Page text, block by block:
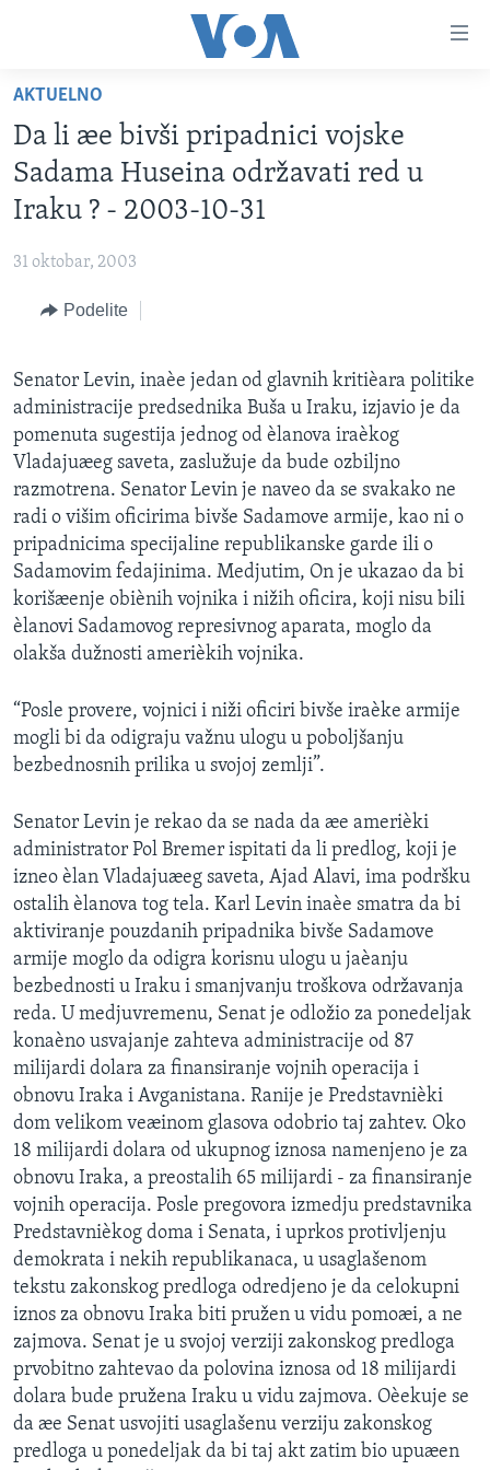
glavni
sadržaj
Idi
na
glavnu
Idi
pretragu
NASLOVNA
RUBRIKE
AMERIKA
GLOBALNE TEME
EKONOMIJA
KULTURA
DRUŠTVO
SPORT
INTERVJU
TV PROGRAM
IZ AMERIKE
Learning English
PRATITE NAS
Jezici
AKTUELNO
Da li æe bivši pripadnici vojske
Sadama Huseina održavati red u
Iraku ? - 2003-10-31
31 oktobar, 2003
Podelite
Senator Levin, inaèe jedan od glavnih kritièara politike
administracije predsednika Buša u Iraku, izjavio je da
pomenuta sugestija jednog od èlanova iraèkog
Vladajuæeg saveta, zaslužuje da bude ozbiljno
razmotrena. Senator Levin je naveo da se svakako ne
radi o višim oficirima bivše Sadamove armije, kao ni o
pripadnicima specijaline republikanske garde ili o
Sadamovim fedajinima. Medjutim, On je ukazao da bi
korišæenje obiènih vojnika i nižih oficira, koji nisu bili
èlanovi Sadamovog represivnog aparata, moglo da
olakša dužnosti amerièkih vojnika.
“Posle provere, vojnici i niži oficiri bivše iraèke armije
mogli bi da odigraju važnu ulogu u poboljšanju
bezbednosnih prilika u svojoj zemlji”.
Senator Levin je rekao da se nada da æe amerièki
administrator Pol Bremer ispitati da li predlog, koji je
izneo èlan Vladajuæeg saveta, Ajad Alavi, ima podršku
ostalih èlanova tog tela. Karl Levin inaèe smatra da bi
aktiviranje pouzdanih pripadnika bivše Sadamove
armije moglo da odigra korisnu ulogu u jaèanju
bezbednosti u Iraku i smanjvanju troškova održavanja
reda. U medjuvremenu, Senat je odložio za ponedeljak
konaèno usvajanje zahteva administracije od 87
milijardi dolara za finansiranje vojnih operacija i
obnovu Iraka i Avganistana. Ranije je Predstavnièki
dom velikom veæinom glasova odobrio taj zahtev. Oko
18 milijardi dolara od ukupnog iznosa namenjeno je za
obnovu Iraka, a preostalih 65 milijardi - za finansiranje
vojnih operacija. Posle pregovora izmedju predstavnika
Predstavnièkog doma i Senata, i uprkos protivljenju
demokrata i nekih republikanaca, u usaglašenom
tekstu zakonskog predloga odredjeno je da celokupni
iznos za obnovu Iraka biti pružen u vidu pomoæi, a ne
zajmova. Senat je u svojoj verziji zakonskog predloga
prvobitno zahtevao da polovina iznosa od 18 milijardi
dolara bude pružena Iraku u vidu zajmova. Oèekuje se
da æe Senat usvojiti usaglašenu verziju zakonskog
predloga u ponedeljak da bi taj akt zatim bio upuæen